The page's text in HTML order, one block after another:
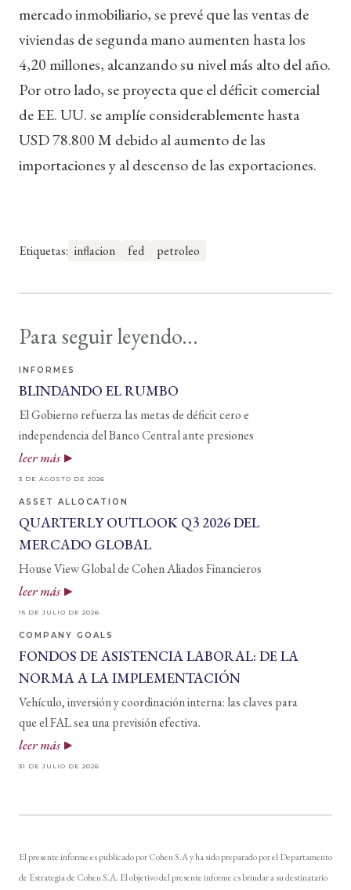
mercado inmobiliario, se prevé que las ventas de
viviendas de segunda mano aumenten hasta los
4,20 millones, alcanzando su nivel más alto del año.
Por otro lado, se proyecta que el déficit comercial
de EE. UU. se amplíe considerablemente hasta
USD 78.800 M debido al aumento de las
importaciones y al descenso de las exportaciones.
Etiquetas: inflacion fed petroleo
Para seguir leyendo...
INFORMES
BLINDANDO EL RUMBO
El Gobierno refuerza las metas de déficit cero e
independencia del Banco Central ante presiones
leer más
3 DE AGOSTO DE 2026
ASSET ALLOCATION
QUARTERLY OUTLOOK Q3 2026 DEL
MERCADO GLOBAL
House View Global de Cohen Aliados Financieros
leer más
15 DE JULIO DE 2026
COMPANY GOALS
FONDOS DE ASISTENCIA LABORAL: DE LA
NORMA A LA IMPLEMENTACIÓN
Vehículo, inversión y coordinación interna: las claves para
que el FAL sea una previsión efectiva.
leer más
31 DE JULIO DE 2026
El presente informe es publicado por Cohen S.A y ha sido preparado por el Departamento
de Estrategia de Cohen S.A. El objetivo del presente informe es brindar a su destinatario